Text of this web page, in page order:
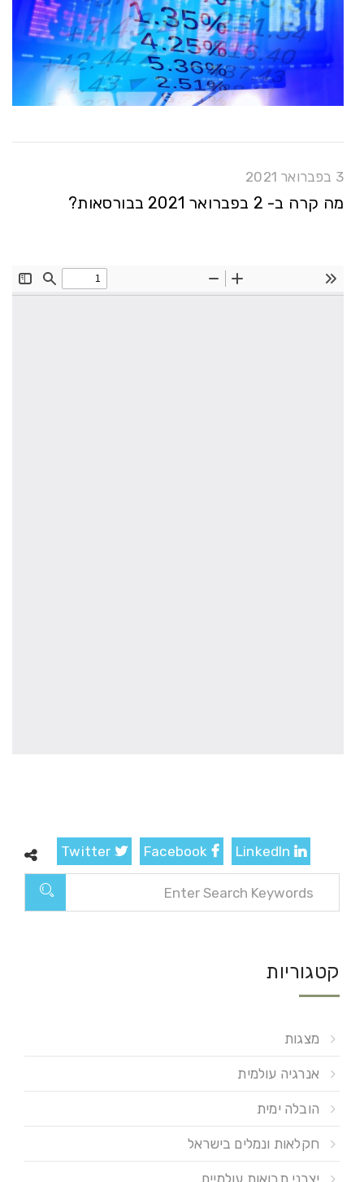
3 בפברואר 2021
מה קרה ב- 2 בפברואר 2021 בבורסאות?
קטגוריות
מצגות
אנרגיה עולמית
הובלה ימית
חקלאות ונמלים בישראל